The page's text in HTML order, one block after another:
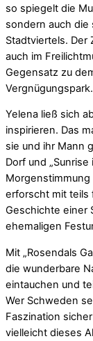
so spiegelt die
sondern auch die
Stadtviertels. Der
auch im
Gegensatz zu
Vergnügungspark.
Yelena ließ sich
inspirieren. Das
sie und ihr Mann
Dorf und
Morgenstimmung
erforscht mit teils
Geschichte einer
ehemaligen
Mit „Rosendals
die wunderbare
eintauchen und
Wer Schweden
Faszination
vielleicht dieses